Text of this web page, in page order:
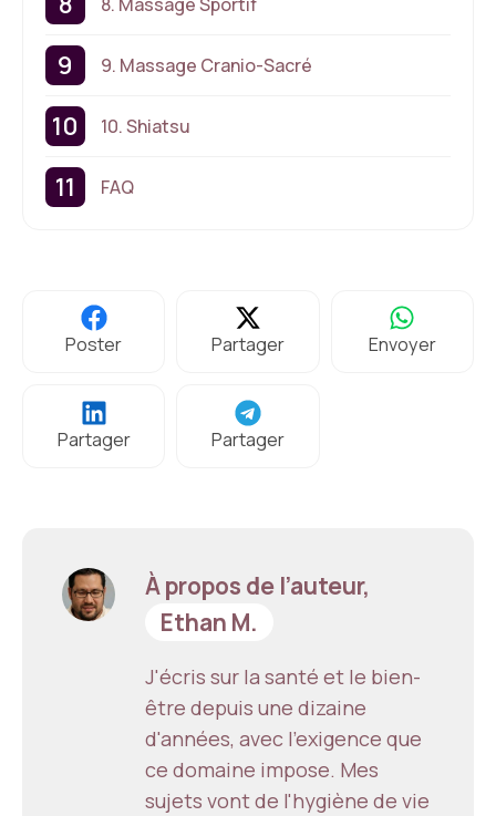
9. Massage Cranio-Sacré
10. Shiatsu
FAQ
Poster Partager Envoyer
Partager Partager
À propos de l’auteur,
Ethan M.
J'écris sur la santé et le bien-
être depuis une dizaine
d'années, avec l'exigence que
ce domaine impose. Mes
sujets vont de l'hygiène de vie